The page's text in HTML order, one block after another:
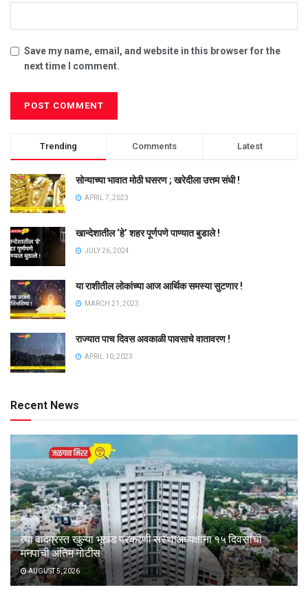
Save my name, email, and website in this browser for the
next time I comment.
Trending Comments Latest
सोन्याच्या भावात मोठी घसरण ; खरेदीला उत्तम संधी !
APRIL 7, 2023
खान्देशातील ‘हे’ शहर पूर्णपणे पाण्यात बुडाले !
JULY 26, 2024
या राशीतील लोकांच्या आज आर्थिक समस्या सुटणार !
MARCH 21, 2023
राज्यात पाच दिवस अवकाळी पावसाचे वातावरण !
APRIL 10, 2023
Recent News
त्या वादग्रस्त खुल्या भूखंड प्रकरणी संस्थाअध्यक्षांना १५ दिवसांची
मनपाची अंतिम नोटीस
AUGUST 5, 2026